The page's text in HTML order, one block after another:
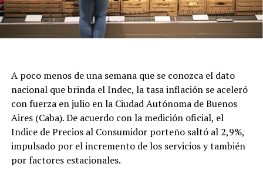
A poco menos de una semana que se conozca el dato
nacional que brinda el Indec, la tasa inflación se aceleró
con fuerza en julio en la Ciudad Autónoma de Buenos
Aires (Caba). De acuerdo con la medición oficial, el
Indice de Precios al Consumidor porteño saltó al 2,9%,
impulsado por el incremento de los servicios y también
por factores estacionales.